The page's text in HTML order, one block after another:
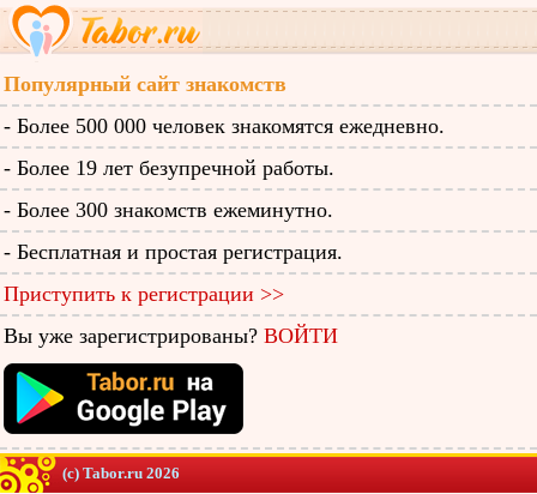
Популярный сайт знакомств
- Более 500 000 человек знакомятся ежедневно.
- Более 19 лет безупречной работы.
- Более 300 знакомств ежеминутно.
- Бесплатная и простая регистрация.
Приступить к регистрации >>
Вы уже зарегистрированы? ВОЙТИ
(c) Tabor.ru 2026